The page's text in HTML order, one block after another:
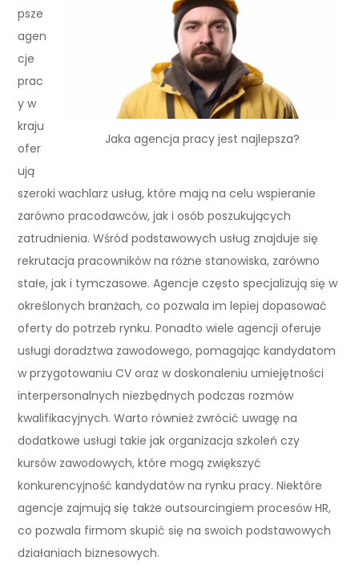
Jaka agencja pracy jest najlepsza?
psze
agen
cje
prac
y w
kraju
ofer
ują
szeroki wachlarz usług, które mają na celu wspieranie
zarówno pracodawców, jak i osób poszukujących
zatrudnienia. Wśród podstawowych usług znajduje się
rekrutacja pracowników na różne stanowiska, zarówno
stałe, jak i tymczasowe. Agencje często specjalizują się w
określonych branżach, co pozwala im lepiej dopasować
oferty do potrzeb rynku. Ponadto wiele agencji oferuje
usługi doradztwa zawodowego, pomagając kandydatom
w przygotowaniu CV oraz w doskonaleniu umiejętności
interpersonalnych niezbędnych podczas rozmów
kwalifikacyjnych. Warto również zwrócić uwagę na
dodatkowe usługi takie jak organizacja szkoleń czy
kursów zawodowych, które mogą zwiększyć
konkurencyjność kandydatów na rynku pracy. Niektóre
agencje zajmują się także outsourcingiem procesów HR,
co pozwala firmom skupić się na swoich podstawowych
działaniach biznesowych.